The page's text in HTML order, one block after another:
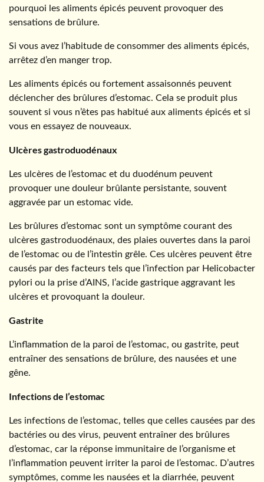
pourquoi les aliments épicés peuvent provoquer des
sensations de brûlure.
Si vous avez l’habitude de consommer des aliments épicés,
arrêtez d’en manger trop.
Les aliments épicés ou fortement assaisonnés peuvent
déclencher des brûlures d’estomac. Cela se produit plus
souvent si vous n’êtes pas habitué aux aliments épicés et si
vous en essayez de nouveaux.
Ulcères gastroduodénaux
Les ulcères de l’estomac et du duodénum peuvent
provoquer une douleur brûlante persistante, souvent
aggravée par un estomac vide.
Les brûlures d’estomac sont un symptôme courant des
ulcères gastroduodénaux, des plaies ouvertes dans la paroi
de l’estomac ou de l’intestin grêle. Ces ulcères peuvent être
causés par des facteurs tels que l’infection par Helicobacter
pylori ou la prise d’AINS, l’acide gastrique aggravant les
ulcères et provoquant la douleur.
Gastrite
L’inflammation de la paroi de l’estomac, ou gastrite, peut
entraîner des sensations de brûlure, des nausées et une
gêne.
Infections de l’estomac
Les infections de l’estomac, telles que celles causées par des
bactéries ou des virus, peuvent entraîner des brûlures
d’estomac, car la réponse immunitaire de l’organisme et
l’inflammation peuvent irriter la paroi de l’estomac. D’autres
symptômes, comme les nausées et la diarrhée, peuvent